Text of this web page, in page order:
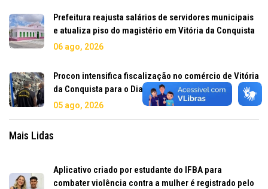
Prefeitura reajusta salários de servidores municipais
e atualiza piso do magistério em Vitória da Conquista
06 ago, 2026
Procon intensifica fiscalização no comércio de Vitória
da Conquista para o Dia dos Pais
05 ago, 2026
Mais Lidas
Aplicativo criado por estudante do IFBA para
combater violência contra a mulher é registrado pelo